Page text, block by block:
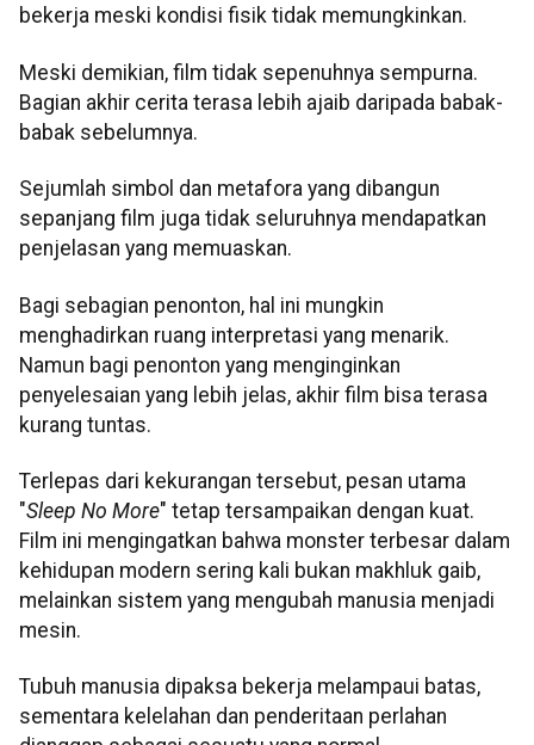
bekerja meski kondisi fisik tidak memungkinkan.
Meski demikian, film tidak sepenuhnya sempurna.
Bagian akhir cerita terasa lebih ajaib daripada babak-
babak sebelumnya.
Sejumlah simbol dan metafora yang dibangun
sepanjang film juga tidak seluruhnya mendapatkan
penjelasan yang memuaskan.
Bagi sebagian penonton, hal ini mungkin
menghadirkan ruang interpretasi yang menarik.
Namun bagi penonton yang menginginkan
penyelesaian yang lebih jelas, akhir film bisa terasa
kurang tuntas.
Terlepas dari kekurangan tersebut, pesan utama
"Sleep No More" tetap tersampaikan dengan kuat.
Film ini mengingatkan bahwa monster terbesar dalam
kehidupan modern sering kali bukan makhluk gaib,
melainkan sistem yang mengubah manusia menjadi
mesin.
Tubuh manusia dipaksa bekerja melampaui batas,
sementara kelelahan dan penderitaan perlahan